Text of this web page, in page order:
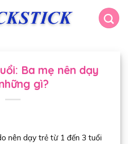
Ba mẹ nên dạy
gì?
nên dạy trẻ từ 1 đến 3 tuổi